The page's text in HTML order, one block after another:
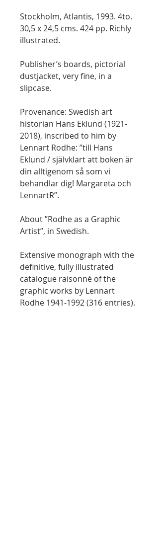
Stockholm, Atlantis, 1993. 4to.
30,5 x 24,5 cms. 424 pp. Richly
illustrated.
Publisher’s boards, pictorial
dustjacket, very fine, in a
slipcase.
Provenance: Swedish art
historian Hans Eklund (1921-
2018), inscribed to him by
Lennart Rodhe: ”till Hans
Eklund / självklart att boken är
din alltigenom så som vi
behandlar dig! Margareta och
LennartR”.
About ”Rodhe as a Graphic
Artist”, in Swedish.
Extensive monograph with the
definitive, fully illustrated
catalogue raisonné of the
graphic works by Lennart
Rodhe 1941-1992 (316 entries).